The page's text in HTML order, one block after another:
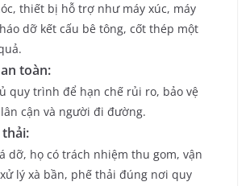
thiết bị hỗ trợ như máy xúc, máy
dỡ kết cấu bê tông, cốt thép một
toàn:
quy trình để hạn chế rủi ro, bảo vệ
cận và người đi đường.
dỡ, họ có trách nhiệm thu gom, vận
lý xà bần, phế thải đúng nơi quy